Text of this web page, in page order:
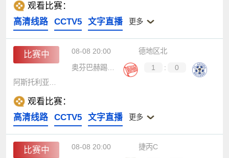
观看比赛：
高清线路
CCTV5 文字直播 更多
比赛中 08-08 20:00
德地区北
奥芬巴赫踢球者
1 :
0
观看比赛：
高清线路
CCTV5 文字直播 更多
比赛中 08-08 20:00
捷丙C